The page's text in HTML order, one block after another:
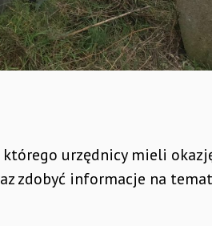
którego urzędnicy mieli
zdobyć informacje na temat